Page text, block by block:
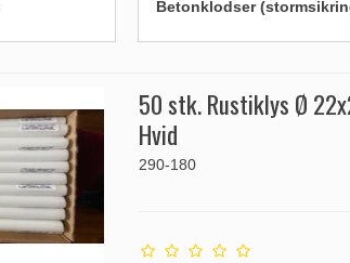
Betonklodser
50 stk. Rustiklys Ø
Hvid
290-180